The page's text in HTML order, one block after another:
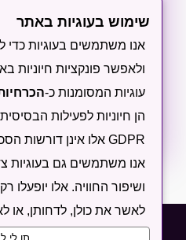
הודיעו לי על תגובות
תקנון מדיניות פרטיות
שימוש בעוגיות באתר
אנו משתמשים בעוגיות
ולאפשר פונקציות חיוניות
עוגיות המסומנות כ-
הן חיוניות לפעילות
GDPR אלו אינן דורשות הסכמה).
אנו משתמשים גם בעוגיות
ושיפור החוויה. אלו
לאשר את כולן, לדחותן, או